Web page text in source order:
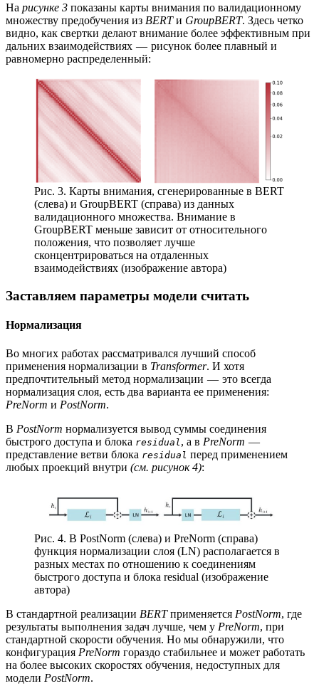
На рисунке 3 показаны карты внимания по валидационному
множеству предобучения из BERTи GroupBERT. Здесь четко
видно, как свертки делают внимание более эффективным при
дальних взаимодействиях — рисунок более плавный и
равномерно распределенный:
Рис. 3. Карты внимания, сгенерированные в BERT
(слева) и GroupBERT (справа) из данных
валидационного множества. Внимание в
GroupBERT меньше зависит от относительного
положения, что позволяет лучше
сконцентрироваться на отдаленных
взаимодействиях (изображение автора)
Заставляем параметры модели считать
Нормализация
Во многих работах рассматривался лучший способ
применения нормализации в Transformer. И хотя
предпочтительный метод нормализации — это всегда
нормализация слоя, есть два варианта ее применения:
PreNorm и PostNorm.
В PostNorm нормализуется вывод суммы соединения
быстрого доступа и блока residual , а в PreNorm —
представление ветви блока residual перед применением
любых проекций внутри (см. рисунок 4):
Рис. 4. В PostNorm (слева) и PreNorm (справа)
функция нормализации слоя (LN) располагается в
разных местах по отношению к соединениям
быстрого доступа и блока residual (изображение
автора)
В стандартной реализации BERTприменяется PostNorm, где
результаты выполнения задач лучше, чем у PreNorm, при
стандартной скорости обучения. Но мы обнаружили, что
конфигурация PreNorm гораздо стабильнее и может работать
на более высоких скоростях обучения, недоступных для
модели PostNorm.